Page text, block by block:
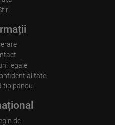
engine, or referring website)
clicked?
he click on other pages of the
legale
tip panou